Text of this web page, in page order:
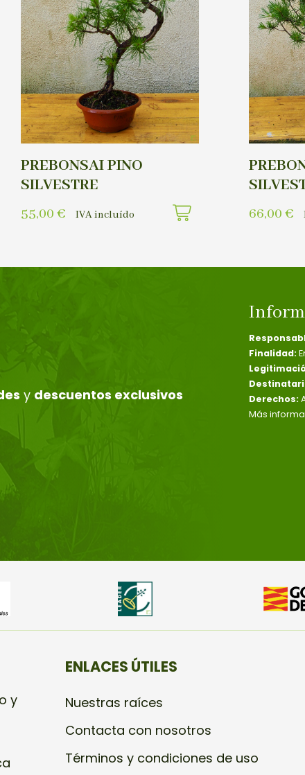
PREBONSAI PINO
SILVESTRE
55,00 € IVA incluído 66,00 €
y descuentos exclusivos
Finalidad:
Derechos:
Más
y
ENLACES ÚTILES
Nuestras raíces
Contacta con nosotros
Términos y condiciones de uso